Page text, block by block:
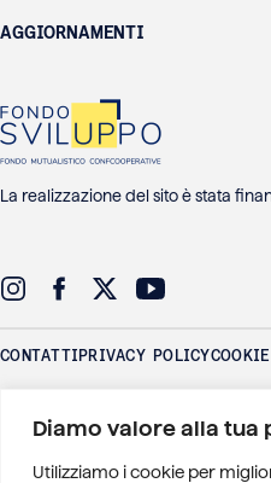
Diamo valore alla tua
Utilizziamo i cookie per
AGGIORNAMENTI
La realizzazione del sito è stata
CONTATTIPRIVACY POLICY
Umbria Sardegna P.IVA: